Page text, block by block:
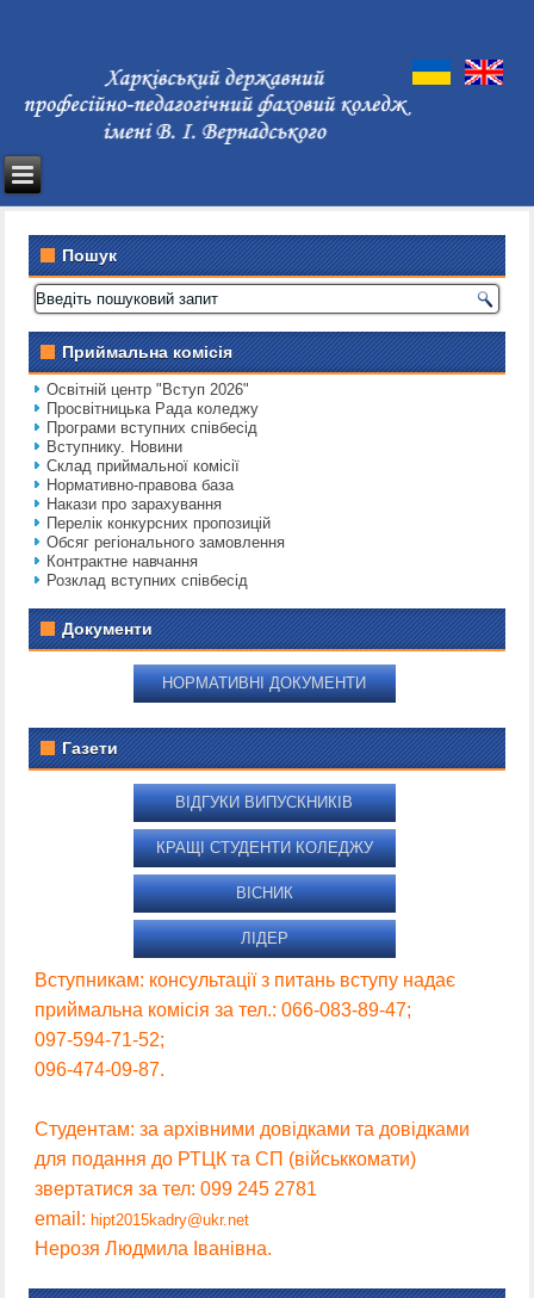
Пошук
Приймальна комісія
Освітній центр "Вступ 2026"
Просвітницька Рада коледжу
Програми вступних співбесід
Вступнику. Новини
Склад приймальної комісії
Нормативно-правова база
Накази про зарахування
Перелік конкурсних пропозицій
Обсяг регіонального замовлення
Контрактне навчання
Розклад вступних співбесід
Документи
НОРМАТИВНІ ДОКУМЕНТИ
Газети
ВІДГУКИ ВИПУСКНИКІВ
КРАЩІ СТУДЕНТИ КОЛЕДЖУ
ВІСНИК
ЛІДЕР
Вступникам: консультації з питань вступу надає
приймальна комісія за тел.: 066-083-89-47;
097-594-71-52;
096-474-09-87.
Студентам: за архівними довідками та довідками
для подання до РТЦК та СП (військкомати)
звертатися за тел: 099 245 2781
email:hipt2015kadry@ukr.net
Нерозя Людмила Іванівна.